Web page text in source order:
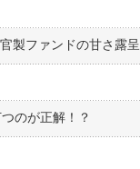
製ファンドの甘さ露呈
のが正解！？